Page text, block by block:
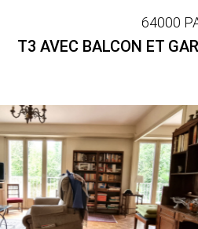
64000
T3 AVEC BALCON ET